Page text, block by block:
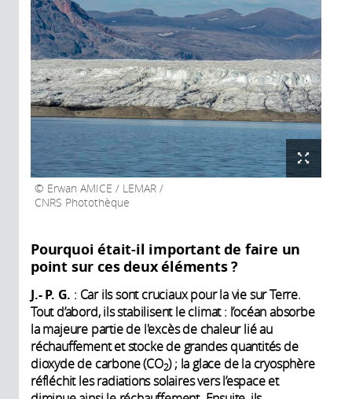
Erwan AMICE / LEMAR /
CNRS Photothèque
Pourquoi était-il important de faire un
point sur ces deux éléments ?
J.- P. G. : Car ils sont cruciaux pour la vie sur Terre.
Tout d’abord, ils stabilisent le climat : l’océan absorbe
la majeure partie de l'excès de chaleur lié au
réchauffement et stocke de grandes quantités de
dioxyde de carbone (CO2) ; la glace de la cryosphère
réfléchit les radiations solaires vers l’espace et